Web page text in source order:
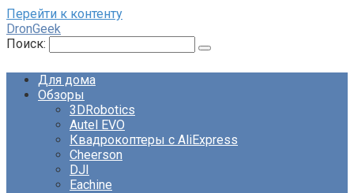
Перейти к контенту
DronGeek
Поиск:
Для дома
Обзоры
3DRobotics
Autel EVO
Квадрокоптеры с AliExpress
Cheerson
DJI
Eachine